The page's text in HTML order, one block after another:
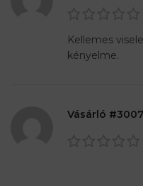
Kellemes
kényelme.
Vásárló